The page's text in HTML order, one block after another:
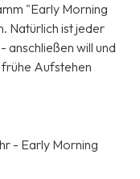
"Early Morning
Natürlich ist jeder
anschließen will und
frühe Aufstehen
- Early Morning